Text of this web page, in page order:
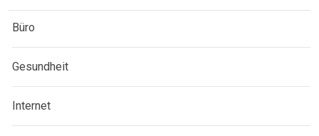
Büro
Gesundheit
Internet